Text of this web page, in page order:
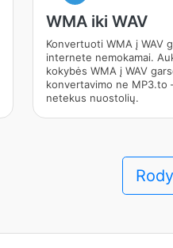
WMA iki WAV
Konvertuoti WMA į WAV
internete nemokamai.
kokybės WMA į WAV
konvertavimo ne
netekus nuostolių.